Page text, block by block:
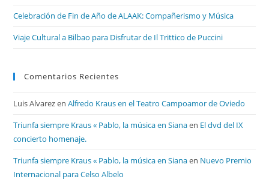
Celebración de Fin de Año de ALAAK: Compañerismo y Música
Viaje Cultural a Bilbao para Disfrutar de Il Trittico de Puccini
Comentarios Recientes
Luis AlvarezenAlfredo Kraus en el Teatro Campoamor de Oviedo
Triunfa siempre Kraus « Pablo, la música en Sianaen El dvd del IX
concierto homenaje.
Triunfa siempre Kraus « Pablo, la música en Sianaen Nuevo Premio
Internacional para Celso Albelo